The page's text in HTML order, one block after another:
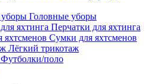
Головные уборы
Перчатки для яхтинга
Сумки для яхтсменов
Лёгкий трикотаж
Футболки/поло